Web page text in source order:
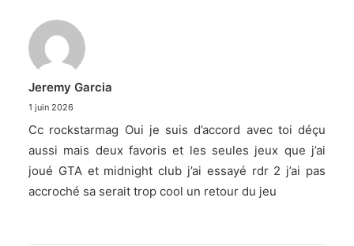
Jeremy Garcia
1 juin 2026
Cc rockstarmag Oui je suis d’accord avec toi déçu
aussi mais deux favoris et les seules jeux que j’ai
joué GTA et midnight club j’ai essayé rdr 2 j’ai pas
accroché sa serait trop cool un retour du jeu